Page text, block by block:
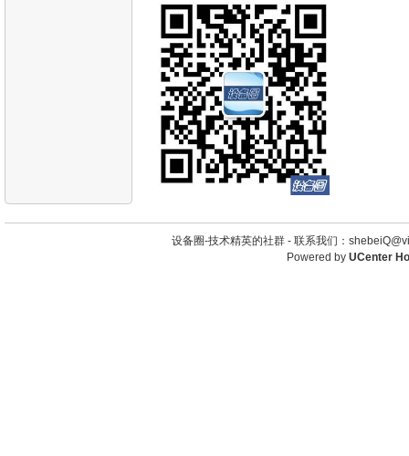
设备圈-技术精英的社群 - 联系我们：
Powered by UCenter